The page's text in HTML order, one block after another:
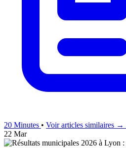
20 Minutes • Voir articles similaires →
22 Mar